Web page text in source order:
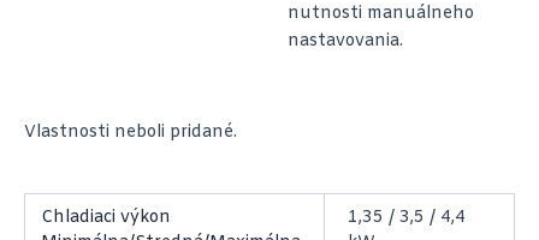
nutnosti manuálneho
nastavovania.
Vlastnosti neboli pridané.
Chladiaci výkon
1,35 / 3,5 / 4,4